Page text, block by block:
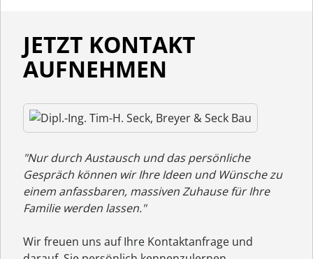
JETZT KONTAKT
AUFNEHMEN
"Nur durch Austausch und das persönliche
Gespräch können wir Ihre Ideen und Wünsche zu
einem anfassbaren, massiven Zuhause für Ihre
Familie werden lassen."
Wir freuen uns auf Ihre Kontaktanfrage und